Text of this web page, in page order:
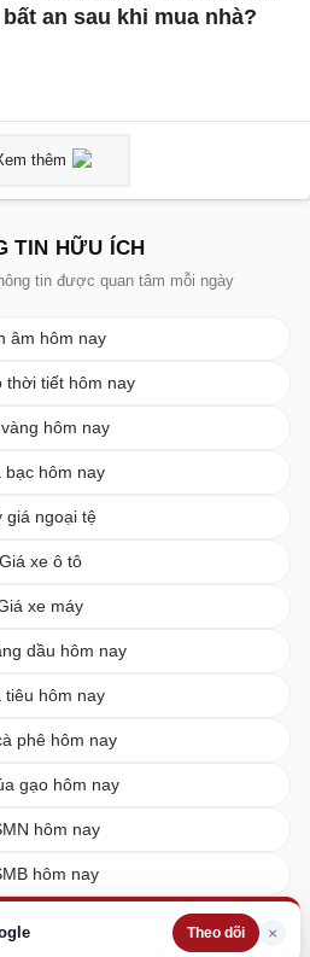
Theo dõi ×
bất an sau khi mua nhà?
thêm
TIN HỮU ÍCH
tin được quan tâm mỗi ngày
âm hôm nay
thời tiết hôm nay
hôm nay
bạc hôm nay
giá ngoại tệ
Giá xe ô tô
xe máy
dầu hôm nay
tiêu hôm nay
phê hôm nay
gạo hôm nay
hôm nay
hôm nay